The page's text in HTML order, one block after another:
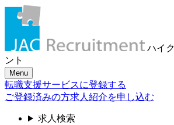
ハイ
ント
Menu
転職支援サービスに登録する
ご登録済みの方求人紹介を申し込む
求人検索